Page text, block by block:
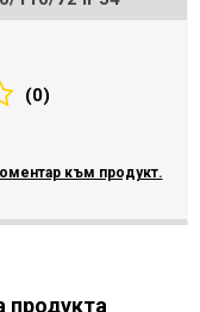
(0)
към продукт.
продукта